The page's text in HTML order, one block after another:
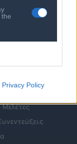
Privacy Policy
- Μέλη
Νέα